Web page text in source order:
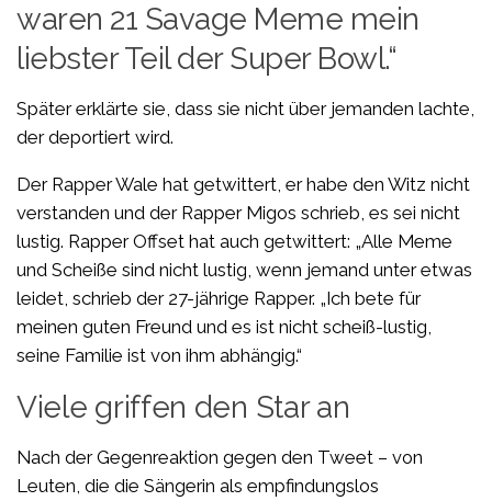
waren 21 Savage Meme mein
liebster Teil der Super Bowl.“
Später erklärte sie, dass sie nicht über jemanden lachte,
der deportiert wird.
Der Rapper Wale hat getwittert, er habe den Witz nicht
verstanden und der Rapper Migos schrieb, es sei nicht
lustig. Rapper Offset hat auch getwittert: „Alle Meme
und Scheiße sind nicht lustig, wenn jemand unter etwas
leidet, schrieb der 27-jährige Rapper. „Ich bete für
meinen guten Freund und es ist nicht scheiß-lustig,
seine Familie ist von ihm abhängig.“
Viele griffen den Star an
Nach der Gegenreaktion gegen den Tweet – von
Leuten, die die Sängerin als empfindungslos